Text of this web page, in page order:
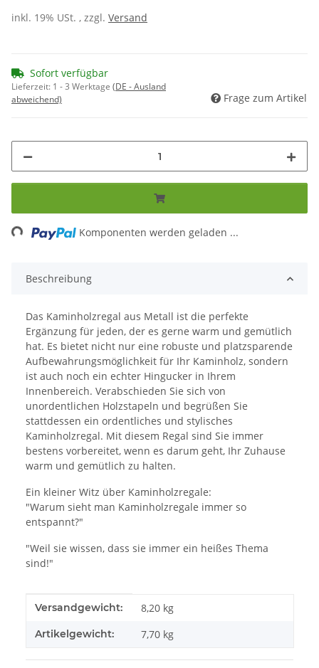
inkl. 19% USt. , zzgl. Versand
Sofort verfügbar
Lieferzeit: 1 - 3 Werktage (DE - Ausland
abweichend)
Frage zum Artikel
Komponenten werden geladen ...
Beschreibung
Das Kaminholzregal aus Metall ist die perfekte
Ergänzung für jeden, der es gerne warm und gemütlich
hat. Es bietet nicht nur eine robuste und platzsparende
Aufbewahrungsmöglichkeit für Ihr Kaminholz, sondern
ist auch noch ein echter Hingucker in Ihrem
Innenbereich. Verabschieden Sie sich von
unordentlichen Holzstapeln und begrüßen Sie
stattdessen ein ordentliches und stylisches
Kaminholzregal. Mit diesem Regal sind Sie immer
bestens vorbereitet, wenn es darum geht, Ihr Zuhause
warm und gemütlich zu halten.
Ein kleiner Witz über Kaminholzregale:
"Warum sieht man Kaminholzregale immer so
entspannt?"
"Weil sie wissen, dass sie immer ein heißes Thema
sind!"
Produkteigenschaft
Wert
Versandgewicht: 8,20 kg
Artikelgewicht: 7,70 kg